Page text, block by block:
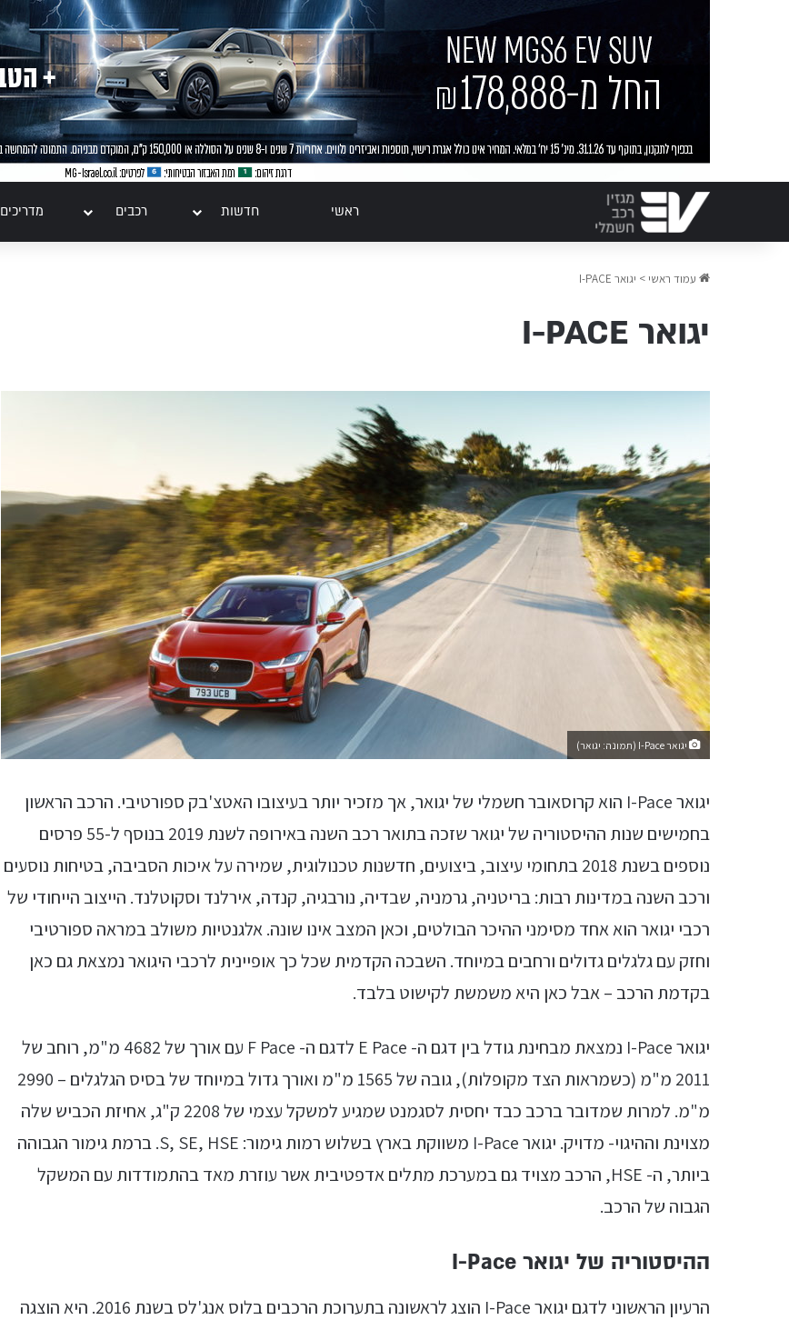
ראשי חדשות רכבים מדריכים
עמוד ראשי > יגואר I-PACE
יגואר I-PACE
יגואר I-Pace (תמונה: יגואר)
יגואר I-Pace הוא קרוסאובר חשמלי של יגואר, אך מזכיר יותר בעיצובו האטצ'בק ספורטיבי. הרכב הראשון
בחמישים שנות ההיסטוריה של יגואר שזכה בתואר רכב השנה באירופה לשנת 2019 בנוסף ל-55 פרסים
נוספים בשנת 2018 בתחומי עיצוב, ביצועים, חדשנות טכנולוגית, שמירה על איכות הסביבה, בטיחות נוסעים
ורכב השנה במדינות רבות: בריטניה, גרמניה, שבדיה, נורבגיה, קנדה, אירלנד וסקוטלנד. הייצוב הייחודי של
רכבי יגואר הוא אחד מסימני ההיכר הבולטים, וכאן המצב אינו שונה. אלגנטיות משולב במראה ספורטיבי
וחזק עם גלגלים גדולים ורחבים במיוחד. השבכה הקדמית שכל כך אופיינית לרכבי היגואר נמצאת גם כאן
בקדמת הרכב – אבל כאן היא משמשת לקישוט בלבד.
יגואר I-Pace נמצאת מבחינת גודל בין דגם ה- E Pace לדגם ה- F Pace עם אורך של 4682 מ"מ, רוחב של
2011 מ"מ (כשמראות הצד מקופלות), גובה של 1565 מ"מ ואורך גדול במיוחד של בסיס הגלגלים – 2990
מ"מ. למרות שמדובר ברכב כבד יחסית לסגמנט שמגיע למשקל עצמי של 2208 ק"ג, אחיזת הכביש שלה
מצוינת וההיגוי- מדויק. יגואר I-Pace משווקת בארץ בשלוש רמות גימור: S, SE, HSE. ברמת גימור הגבוהה
ביותר, ה- HSE, הרכב מצויד גם במערכת מתלים אדפטיבית אשר עוזרת מאד בהתמודדות עם המשקל
הגבוה של הרכב.
ההיסטוריה של יגואר I-Pace
הרעיון הראשוני לדגם יגואר I-Pace הוצג לראשונה בתערוכת הרכבים בלוס אנג'לס בשנת 2016. היא הוצגה